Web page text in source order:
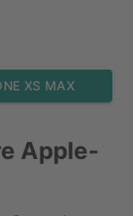
XS MAX
Apple-